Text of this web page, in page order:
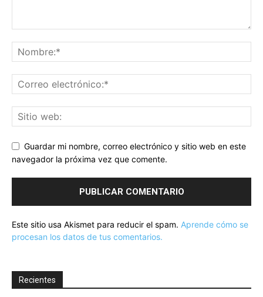
Guardar mi nombre, correo electrónico y sitio web en este
navegador la próxima vez que comente.
Este sitio usa Akismet para reducir el spam. Aprende cómo se
procesan los datos de tus comentarios.
Recientes